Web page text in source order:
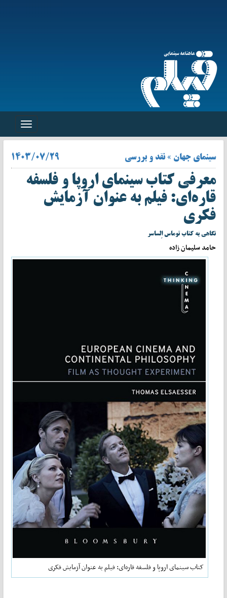
Toggle
سینمای جهان » نقد و بررسی ۱۴۰۳/۰۷/۲۹
معرفی کتاب سینمای اروپا و فلسفه
قاره‌ای: فیلم به عنوان آزمایش
فکری
نگاهی به کتاب توماس اِلساسر
حامد سلیمان زاده
کتاب سینمای اروپا و فلسفه قاره‌ای: فیلم به عنوان آزمایش فکری